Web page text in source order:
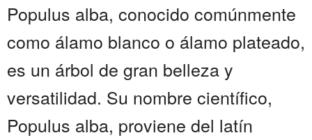
Populus alba, conocido comúnmente
como álamo blanco o álamo plateado,
es un árbol de gran belleza y
versatilidad. Su nombre científico,
Populus alba, proviene del latín